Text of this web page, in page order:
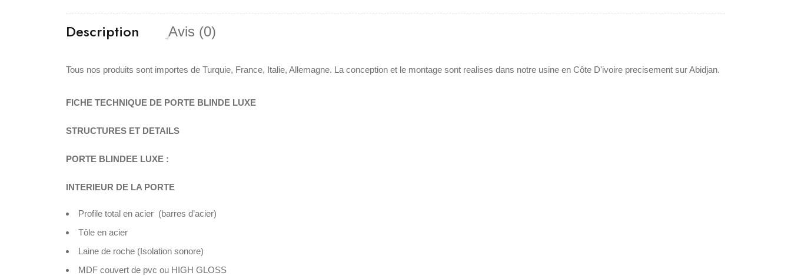
Description Avis (0)
Tous nos produits sont importes de Turquie, France, Italie, Allemagne. La conception et le montage sont realises dans notre usine en Côte D'ivoire precisement sur Abidjan.
FICHE TECHNIQUE DE PORTE BLINDE LUXE
STRUCTURES ET DETAILS
PORTE BLINDEE LUXE :
INTERIEUR DE LA PORTE
Profile total en acier (barres d’acier)
Tôle en acier
Laine de roche (Isolation sonore)
MDF couvert de pvc ou HIGH GLOSS